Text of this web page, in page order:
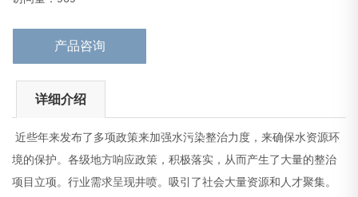
产品咨询
详细介绍
近些年来发布了多项政策来加强水污染整治力度，来确保水资源环
境的保护。各级地方响应政策，积极落实，从而产生了大量的整治
项目立项。行业需求呈现井喷。吸引了社会大量资源和人才聚集。